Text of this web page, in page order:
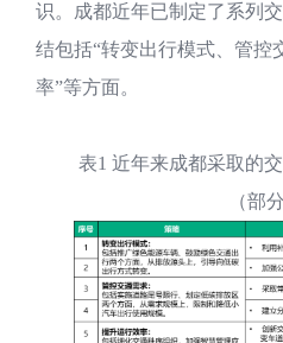
识。成都近年已制定了系列
结包括“转变出行模式、管控
率”等方面。
表1 近年来成都采取的
（部